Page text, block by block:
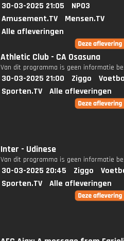
30-03-2025 21:05
NPO3
Amusement.TV
Mensen.TV
Alle afleveringen
Athletic Club - CA Osasuna
Van dit programma is geen informatie
30-03-2025 21:00 Ziggo
Sporten.TV
Alle afleveringen
Inter - Udinese
Van dit programma is geen informatie
30-03-2025 20:45 Ziggo
Sporten.TV
Alle afleveringen